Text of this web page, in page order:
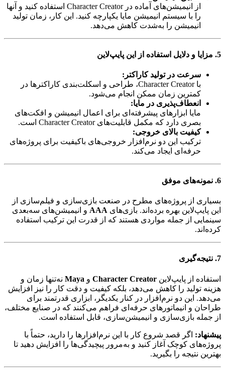
از انیمیشن‌های آماده در Character Creator استفاده کنید و آنها
را با سیستم انیمیشن مایا یکپارچه کنید. این کار، زمان تولید
انیمیشن را به‌شدت کاهش می‌دهد.
5. مزایا و دلایل استفاده از این پایپ‌لاین
سرعت در تولید کاراکتر:
با Character Creator، طراحی و اسکلت‌بندی کاراکترها در
کمترین زمان ممکن انجام می‌شود.
انعطاف‌پذیری در مایا:
مایا ابزارهای پیشرفته‌ای برای اعمال انیمیشن و افکت‌های
بصری دارد که مکمل قابلیت‌های Character Creator است.
کیفیت بالای خروجی:
ترکیب این دو نرم‌افزار خروجی‌های باکیفیت برای پروژه‌های
حرفه‌ای ایجاد می‌کند.
6. نمونه‌های موفق
بسیاری از پروژه‌های مطرح در صنعت بازی‌سازی و فیلم‌سازی از
این پایپ‌لاین بهره برده‌اند. بازی‌های AAA و انیمیشن‌های سه‌بعدی
سینمایی از جمله مواردی هستند که از قدرت این ترکیب استفاده
کرده‌اند.
7. نتیجه‌گیری
استفاده از پایپ‌لاین Character Creator و Maya نه‌تنها زمان و
هزینه تولید را کاهش می‌دهد، بلکه کیفیت و دقت کار را نیز افزایش
می‌دهد. این دو نرم‌افزار در کنار یکدیگر، ابزاری قدرتمند برای
طراحان و انیماتورهای حرفه‌ای فراهم می‌کنند که در صنایع مختلف،
از جمله بازی‌سازی و انیمیشن‌سازی، قابل استفاده است.
پیشنهاد: اگر قصد شروع کار با این نرم‌افزارها را دارید، حتماً با
پروژه‌های کوچک آغاز کنید و به‌مرور پیچیدگی‌ها را افزایش دهید تا
بهترین نتیجه را بگیرید.